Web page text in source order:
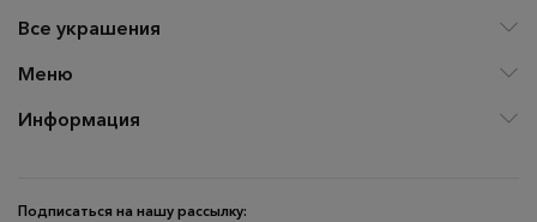
Подписаться на нашу рассылку:
Все украшения
Меню
Информация